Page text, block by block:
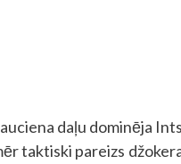
daļu dominēja
taktiski pareizs